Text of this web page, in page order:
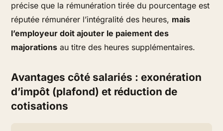
précise que la rémunération tirée du pourcentage est
réputée rémunérer l’intégralité des heures, mais
l’employeur doit ajouter le paiement des
majorations au titre des heures supplémentaires.
Avantages côté salariés : exonération
d’impôt (plafond) et réduction de
cotisations